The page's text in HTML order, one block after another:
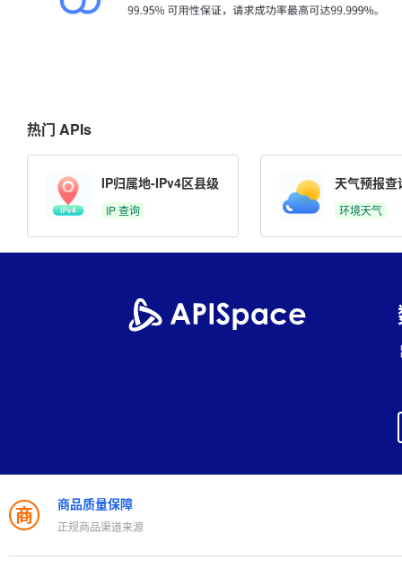
热门 APIs
IP归属地-IPv4区县级
IP 查询
天气预报查
环境天气
商 商品质量保障
正规商品渠道来源